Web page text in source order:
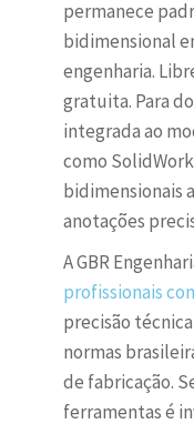
permanece
bidimensional
engenharia.
gratuita. Para
integrada ao
como
bidimensionais
anotações
A GBR
profissionais
precisão
normas
de fabricação.
ferramentas é